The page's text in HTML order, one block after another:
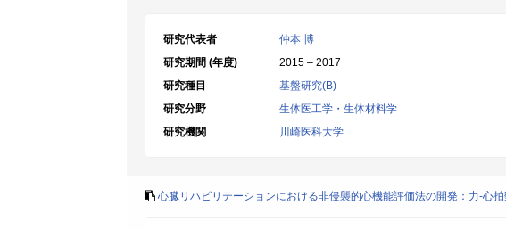
研究代表者
仲本 博
研究期間 (年度)
2015 – 2017
研究種目
基盤研究(B)
研究分野
生体医工学・生体材料学
研究機関
川崎医科大学
心臓リハビリテーションにおける非侵襲的心機能評価法の開発：力‐心